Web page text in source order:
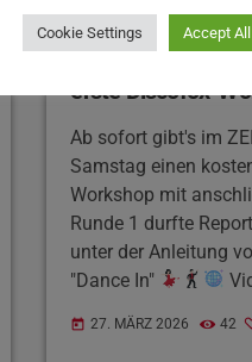
BEITRÄGE
Tanzfieber im
erste Discofox-
Ab sofort gibt's im
Samstag einen
Workshop mit
Runde 1 durfte
unter der Anleitung
"Dance In"
today 27. MÄRZ 2026 42
Cookie Settings Accept All